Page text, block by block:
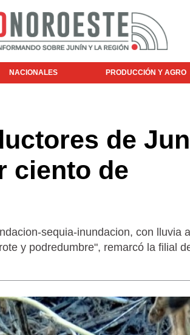
NACIONALES PRODUCCIÓN Y AGRO
de
ciento de
sequia-inundacion, con lluvia
y podredumbre", remarcó la filial